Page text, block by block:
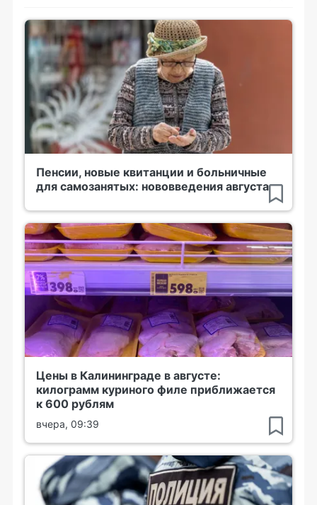
Пенсии, новые квитанции и больничные
для самозанятых: нововведения августа
Цены в Калининграде в августе:
килограмм куриного филе приближается
к 600 рублям
вчера, 09:39